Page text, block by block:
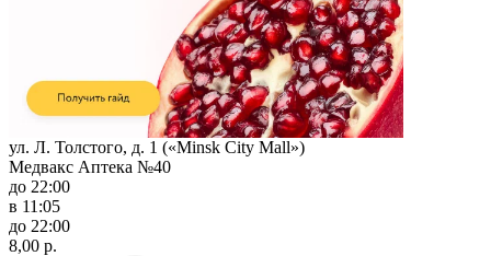
ул. Л. Толстого, д. 1 («Minsk City Mall»)
Медвакс Аптека №40
до 22:00
в 11:05
до 22:00
8,00 р.